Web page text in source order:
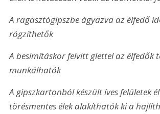
A ragasztógipszbe ágyazva az élfedő
rögzíthetők
A besimításkor felvitt glettel az élfedők
munkálhatók
A gipszkartonból készült íves felületek
törésmentes élek alakíthatók ki a